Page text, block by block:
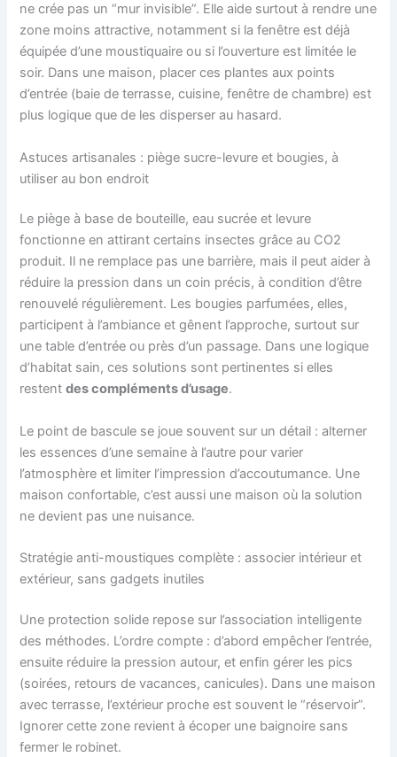
ne crée pas un “mur invisible”. Elle aide surtout à rendre une
zone moins attractive, notamment si la fenêtre est déjà
équipée d’une moustiquaire ou si l’ouverture est limitée le
soir. Dans une maison, placer ces plantes aux points
d’entrée (baie de terrasse, cuisine, fenêtre de chambre) est
plus logique que de les disperser au hasard.
Astuces artisanales : piège sucre-levure et bougies, à
utiliser au bon endroit
Le piège à base de bouteille, eau sucrée et levure
fonctionne en attirant certains insectes grâce au CO2
produit. Il ne remplace pas une barrière, mais il peut aider à
réduire la pression dans un coin précis, à condition d’être
renouvelé régulièrement. Les bougies parfumées, elles,
participent à l’ambiance et gênent l’approche, surtout sur
une table d’entrée ou près d’un passage. Dans une logique
d’habitat sain, ces solutions sont pertinentes si elles
restentdes compléments d’usage.
Le point de bascule se joue souvent sur un détail : alterner
les essences d’une semaine à l’autre pour varier
l’atmosphère et limiter l’impression d’accoutumance. Une
maison confortable, c’est aussi une maison où la solution
ne devient pas une nuisance.
Stratégie anti-moustiques complète : associer intérieur et
extérieur, sans gadgets inutiles
Une protection solide repose sur l’association intelligente
des méthodes. L’ordre compte : d’abord empêcher l’entrée,
ensuite réduire la pression autour, et enfin gérer les pics
(soirées, retours de vacances, canicules). Dans une maison
avec terrasse, l’extérieur proche est souvent le “réservoir”.
Ignorer cette zone revient à écoper une baignoire sans
fermer le robinet.